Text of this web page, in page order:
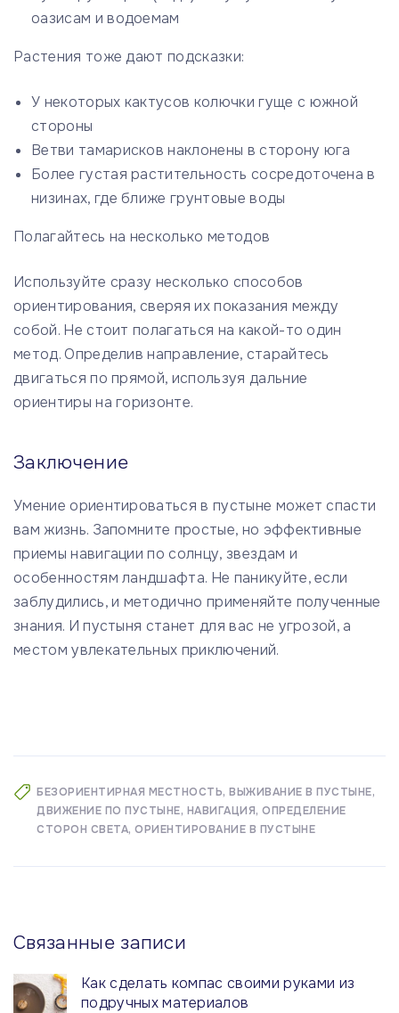
оазисам и водоемам
Растения тоже дают подсказки:
У некоторых кактусов колючки гуще с южной
стороны
Ветви тамарисков наклонены в сторону юга
Более густая растительность сосредоточена в
низинах, где ближе грунтовые воды
Полагайтесь на несколько методов
Используйте сразу несколько способов
ориентирования, сверяя их показания между
собой. Не стоит полагаться на какой-то один
метод. Определив направление, старайтесь
двигаться по прямой, используя дальние
ориентиры на горизонте.
Заключение
Умение ориентироваться в пустыне может спасти
вам жизнь. Запомните простые, но эффективные
приемы навигации по солнцу, звездам и
особенностям ландшафта. Не паникуйте, если
заблудились, и методично применяйте полученные
знания. И пустыня станет для вас не угрозой, а
местом увлекательных приключений.
БЕЗОРИЕНТИРНАЯ МЕСТНОСТЬ ВЫЖИВАНИЕ В ПУСТЫНЕ
ДВИЖЕНИЕ ПО ПУСТЫНЕ НАВИГАЦИЯ ОПРЕДЕЛЕНИЕ
СТОРОН СВЕТА ОРИЕНТИРОВАНИЕ В ПУСТЫНЕ
Связанные записи
Как сделать компас своими руками из
подручных материалов